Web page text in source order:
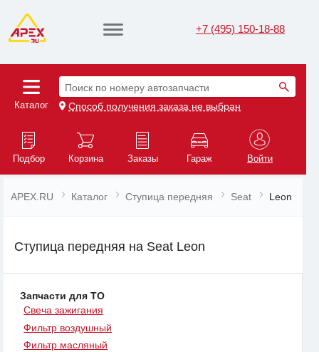
+7 (495) 150-18-88
Каталог
Поиск по номеру автозапчасти
Способ получения заказа не выбран
Подбор Корзина Заказы Гараж Войти
APEX.RU Каталог Ступица передняя Seat Leon
Ступица передняя на Seat Leon
Запчасти для ТО
Свеча зажигания
Фильтр воздушный
Фильтр масляный